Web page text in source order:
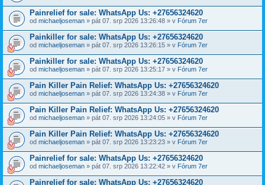
Painrelief for sale: WhatsApp Us: +27656324620
od michaeljoseman » pát 07. srp 2026 13:26:48 » v Fórum 7er
Painkiller for sale: WhatsApp Us: +27656324620
od michaeljoseman » pát 07. srp 2026 13:26:15 » v Fórum 7er
Painkiller for sale: WhatsApp Us: +27656324620
od michaeljoseman » pát 07. srp 2026 13:25:17 » v Fórum 7er
Pain Killer Pain Relief: WhatsApp Us: +27656324620
od michaeljoseman » pát 07. srp 2026 13:24:38 » v Fórum 7er
Pain Killer Pain Relief: WhatsApp Us: +27656324620
od michaeljoseman » pát 07. srp 2026 13:24:05 » v Fórum 7er
Pain Killer Pain Relief: WhatsApp Us: +27656324620
od michaeljoseman » pát 07. srp 2026 13:23:23 » v Fórum 7er
Painrelief for sale: WhatsApp Us: +27656324620
od michaeljoseman » pát 07. srp 2026 13:22:42 » v Fórum 7er
Painrelief for sale: WhatsApp Us: +27656324620